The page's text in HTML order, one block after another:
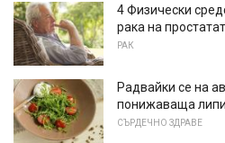
4 Физически
рака на
РАК
Радвайки се на
понижаваща
СЪРДЕЧНО ЗДРАВЕ